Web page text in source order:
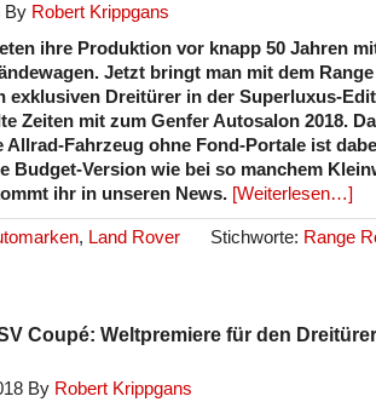
By Robert Krippgans
ihre Produktion vor knapp 50 Jahren
Jetzt bringt man mit dem
exklusiven Dreitürer in der Superluxus-
Zeiten mit zum Genfer Autosalon 2018.
Fahrzeug ohne Fond-Portale ist
Budget-Version wie bei so manchem
ihr in unseren News. [Weiterlesen…]
, Land Rover Stichworte: Range
Coupé: Weltpremiere für den
By Robert Krippgans